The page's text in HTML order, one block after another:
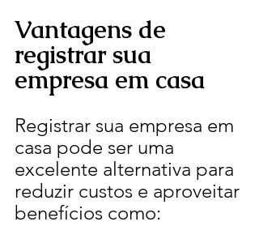
Vantagens de
registrar sua
empresa em casa
Registrar sua empresa em
casa pode ser uma
excelente alternativa para
reduzir custos e aproveitar
benefícios como: